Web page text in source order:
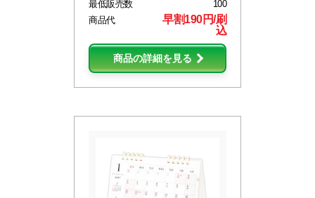
最低販売数
100
商品代
早割190円/刷
込
商品の詳細を見る